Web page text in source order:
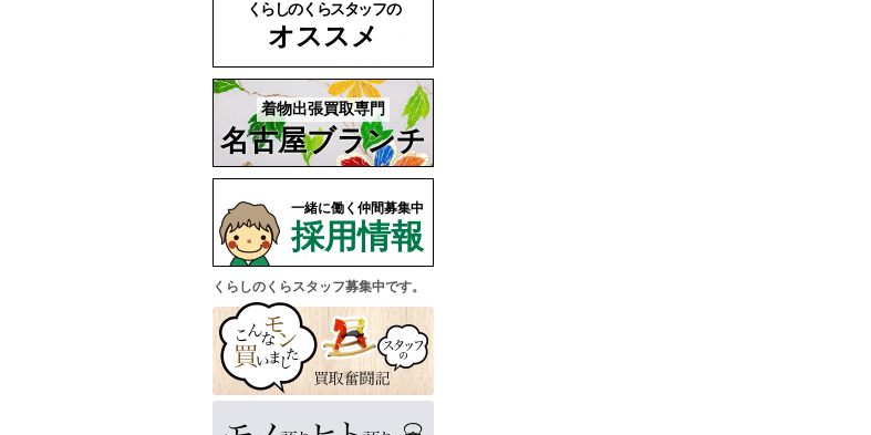
くらしのくらスタッフの
オススメ
着物出張買取専門
名古屋ブランチ
一緒に働く仲間募集中
採用情報
くらしのくらスタッフ募集中です。